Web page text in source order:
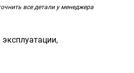
все детали у менеджера